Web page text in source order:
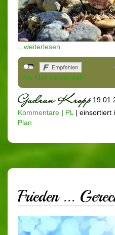
...weiterlesen
Als Mail versenden
Kommentare | PL | einsortiert
Plan
Frieden ...